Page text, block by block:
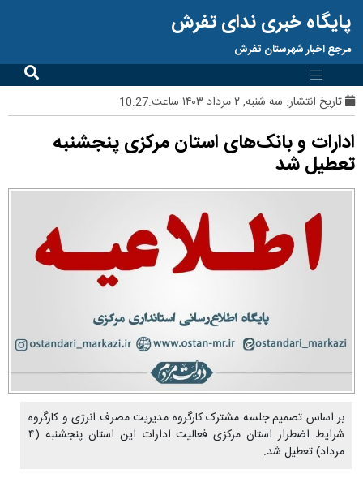
پایگاه خبری ندای تفرش
مرجع اخبار شهرستان تفرش
تاریخ انتشار: سه شنبه, ۲ مرداد ۱۴۰۳ ساعت:10:27
ادارات و بانک‌های استان مرکزی پنجشنبه‌
تعطیل شد
بر اساس تصمیم جلسه مشترک کارگروه مدیریت مصرف انرژی و کارگروه
شرایط اضطرار استان مرکزی فعالیت ادارات این استان پنجشنبه (۴
مرداد) تعطیل شد.